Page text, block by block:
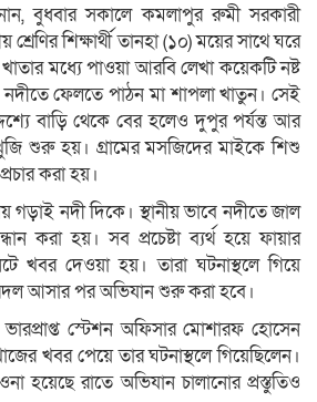
বুধবার সকালে কমলাপুর রুমী সরকারী
শ্রেণির শিক্ষার্থী তানহা (১০) ময়ের সাথে ঘরে
মধ্যে পাওয়া আরবি লেখা কয়েকটি নষ্ট
নদীতে ফেলতে পাঠন মা শাপলা খাতুন। সেই
বাড়ি থেকে বের হলেও দুপুর পর্যন্ত আর
শুরু হয়। গ্রামের মসজিদের মাইকে শিশু
করা হয়।
গড়াই নদী দিকে। স্থানীয় ভাবে নদীতে জাল
করা হয়। সব প্রচেষ্টা ব্যর্থ হয়ে ফায়ার
খবর দেওয়া হয়। তারা ঘটনাস্থলে গিয়ে
আসার পর অভিযান শুরু করা হবে।
স্টেশন অফিসার মোশারফ হোসেন
খবর পেয়ে তার ঘটনাস্থলে গিয়েছিলেন।
হয়েছে রাতে অভিযান চালানোর প্রস্তুতিও